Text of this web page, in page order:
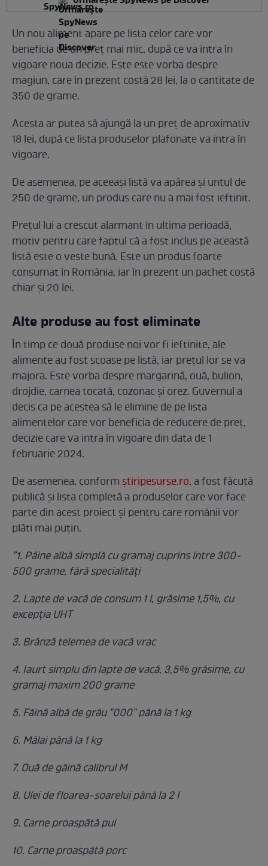
Un nou aliment apare pe lista celor care vor
beneficia de un preț mai mic, după ce va intra în
vigoare noua decizie. Este este vorba despre
magiun, care în prezent costă 28 lei, la o cantitate de
350 de grame.
Acesta ar putea să ajungă la un preț de aproximativ
18 lei, după ce lista produselor plafonate va intra în
vigoare.
De asemenea, pe aceeași listă va apărea și untul de
250 de grame, un produs care nu a mai fost ieftinit.
Prețul lui a crescut alarmant în ultima perioadă,
motiv pentru care faptul că a fost inclus pe această
listă este o veste bună. Este un produs foarte
consumat în România, iar în prezent un pachet costă
chiar și 20 lei.
Alte produse au fost eliminate
În timp ce două produse noi vor fi ieftinite, ale
alimente au fost scoase pe listă, iar prețul lor se va
majora. Este vorba despre margarină, ouă, bulion,
drojdie, carnea tocată, cozonac și orez. Guvernul a
decis ca pe acestea să le elimine de pe lista
alimentelor care vor beneficia de reducere de preț,
decizie care va intra în vigoare din data de 1
februarie 2024.
De asemenea, conform știripesurse.ro, a fost făcută
publică și lista completă a produselor care vor face
parte din acest proiect și pentru care românii vor
plăti mai puțin.
”1. Pâine albă simplă cu gramaj cuprins între 300-
500 grame, fără specialităţi
2. Lapte de vacă de consum 1 l, grăsime 1,5%, cu
excepţia UHT
3. Brânză telemea de vacă vrac
4. Iaurt simplu din lapte de vacă, 3,5% grăsime, cu
gramaj maxim 200 grame
5. Făină albă de grâu "000" până la 1 kg
6. Mălai pănâ la 1 kg
7. Ouă de găină calibrul M
8. Ulei de floarea-soarelui până la 2 l
9. Carne proaspătă pui
10. Carne proaspătă porc